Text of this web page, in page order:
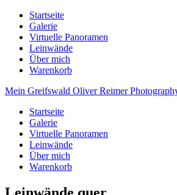
Startseite
Galerie
Virtuelle Panoramen
Leinwände
Über mich
Warenkorb
Mein Greifswald Oliver Reimer
Startseite
Galerie
Virtuelle Panoramen
Leinwände
Über mich
Warenkorb